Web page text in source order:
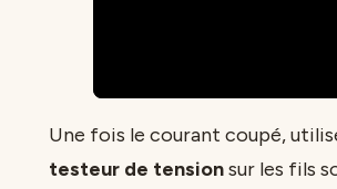
Une fois le courant coupé,
testeur de tensionsur les fils